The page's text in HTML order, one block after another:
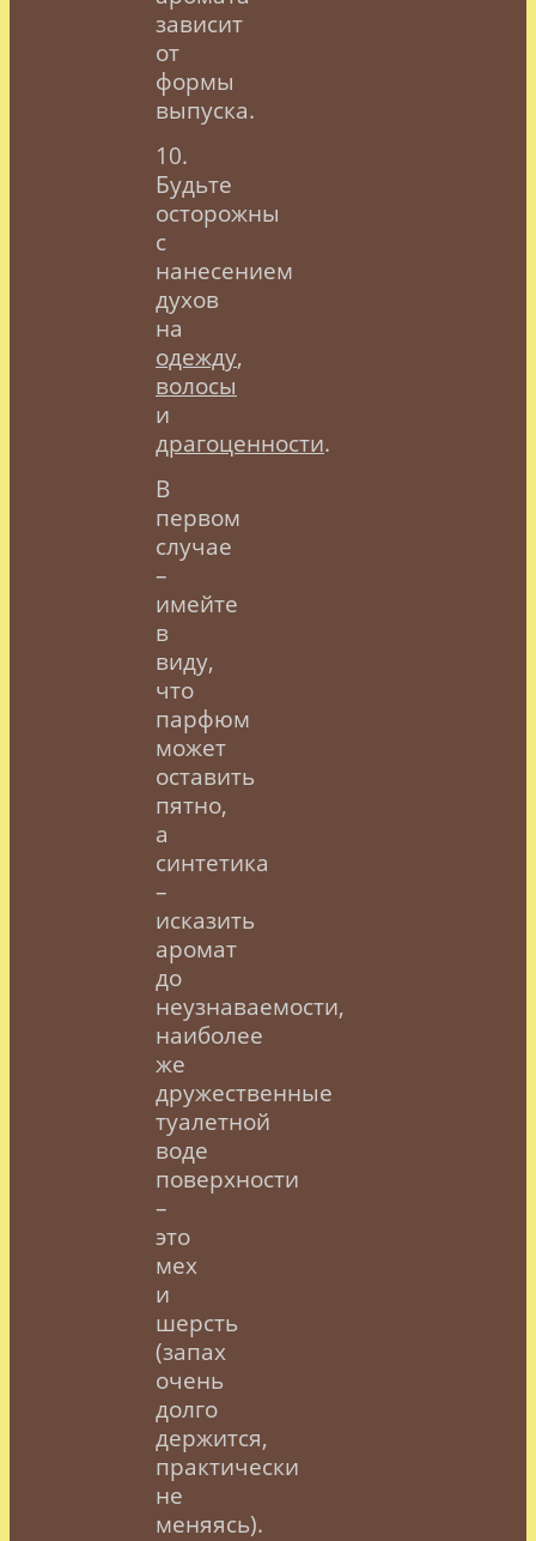
зависит
от
формы
выпуска.
10.
Будьте
осторожны
с
нанесением
духов
на
одежду,
волосы
и
драгоценности.
В
первом
случае
–
имейте
в
виду,
что
парфюм
может
оставить
пятно,
а
синтетика
–
исказить
аромат
до
неузнаваемости,
наиболее
же
дружественные
туалетной
воде
поверхности
–
это
мех
и
шерсть
(запах
очень
долго
держится,
практически
не
меняясь).